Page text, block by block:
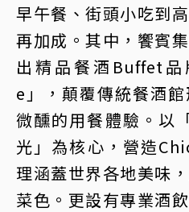
早午餐、街頭小吃到
再加成。其中，饗賓
出精品餐酒Buffet
e」，顛覆傳統餐酒
微醺的用餐體驗。以
光」為核心，營造
理涵蓋世界各地美味
菜色。更設有專業酒